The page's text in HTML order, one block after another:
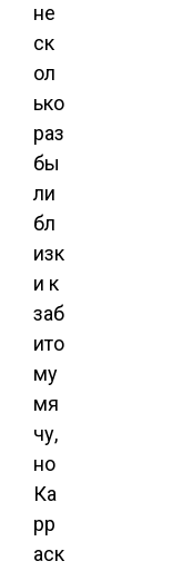
не
ск
ол
ько
раз
бы
ли
бл
изк
и к
заб
ито
му
мя
чу,
но
Ка
рр
аск